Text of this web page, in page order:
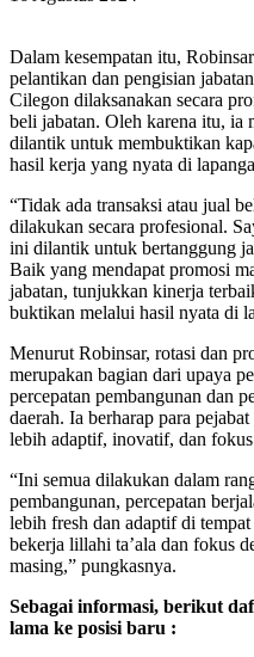
Dalam kesempatan itu,
pelantikan dan pengisian
Cilegon dilaksanakan secara
beli jabatan. Oleh karena itu, ia
dilantik untuk membuktikan
hasil kerja yang nyata di
“Tidak ada transaksi atau jual
dilakukan secara profesional.
ini dilantik untuk bertanggung
Baik yang mendapat promosi
jabatan, tunjukkan kinerja
buktikan melalui hasil nyata di
Menurut Robinsar, rotasi dan
merupakan bagian dari upaya
percepatan pembangunan dan
daerah. Ia berharap para
lebih adaptif, inovatif, dan
“Ini semua dilakukan dalam
pembangunan, percepatan
lebih fresh dan adaptif di
bekerja lillahi ta’ala dan fokus
masing,” pungkasnya.
Sebagai informasi, berikut
lama ke posisi baru :